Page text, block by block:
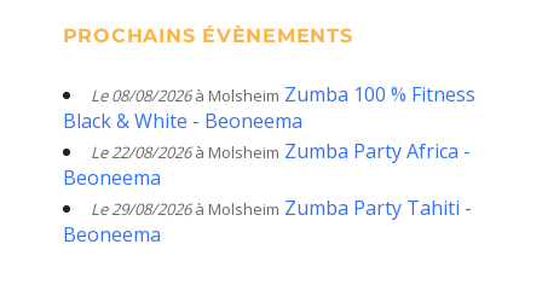
PROCHAINS ÉVÈNEMENTS
Le 08/08/2026à Molsheim Zumba 100 % Fitness
Black & White - Beoneema
Le 22/08/2026à Molsheim Zumba Party Africa -
Beoneema
Le 29/08/2026à Molsheim Zumba Party Tahiti -
Beoneema